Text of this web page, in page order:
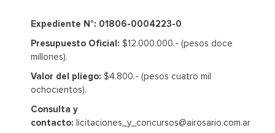
Expediente N°: 01806-0004223-0
Presupuesto Oficial: $12.000.000.- (pesos doce
millones).
Valor del pliego: $4.800.- (pesos cuatro mil
ochocientos).
Consulta y
contacto: licitaciones_y_concursos@airosario.com.ar